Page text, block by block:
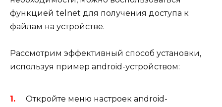
функцией telnet для получения доступа к
файлам на устройстве.
Рассмотрим эффективный способ установки,
используя пример android-устройством:
Откройте меню настроек android-